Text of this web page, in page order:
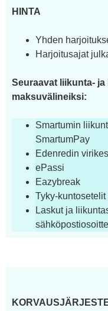
HINTA
Yhden
Harjoitusajat
Seuraavat liikunta-
maksuvälineiksi:
Smartumin
SmartumPay
Edenredin
ePassi
Eazybreak
Tyky-kuntosetelit
Laskut ja